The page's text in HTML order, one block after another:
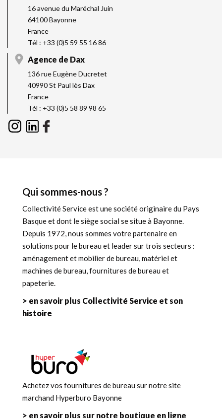
16 avenue du Maréchal Juin
64100 Bayonne
France
Tél : +33 (0)5 59 55 16 86
Agence de Dax
136 rue Eugène Ducretet
40990 St Paul lès Dax
France
Tél : +33 (0)5 58 89 98 65
Qui sommes-nous ?
Collectivité Service est une société originaire du Pays
Basque et dont le siège social se situe à Bayonne.
Depuis 1972, nous sommes votre partenaire en
solutions pour le bureau et leader sur trois secteurs :
aménagement et mobilier de bureau, matériel et
machines de bureau, fournitures de bureau et
papeterie.
> en savoir plus Collectivité Service et son
histoire
Achetez vos fournitures de bureau sur notre site
marchand Hyperburo Bayonne
> en savoir plus sur notre boutique en ligne